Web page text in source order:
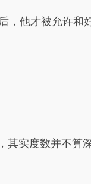
，他才被允许和
实度数并不算